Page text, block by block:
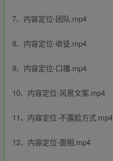
7、内容定位-团队.mp4
8、内容定位-收徒.mp4
9、内容定位-口播.mp4
10、内容定位-风景文案.mp4
11、内容定位-不露脸方式.mp4
12、内容定位-面相.mp4